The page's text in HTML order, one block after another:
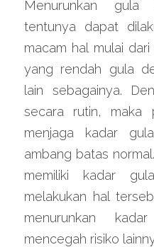
Menurunkan
tentunya dapat
macam hal mulai
yang rendah gula
lain sebagainya.
secara rutin, maka
menjaga kadar
ambang batas
memiliki kadar
melakukan hal
menurunkan
mencegah risiko